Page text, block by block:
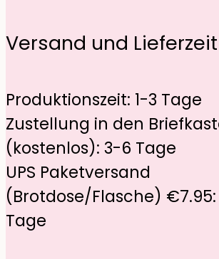
Versand und Lieferzeit
Produktionszeit: 1-3 Tage
Zustellung in den
(kostenlos): 3-6 Tage
UPS Paketversand
(Brotdose/Flasche)
Tage